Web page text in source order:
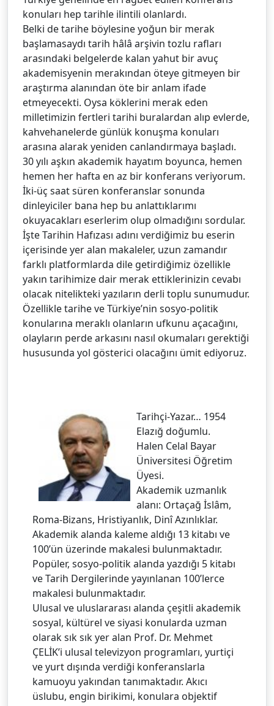
konuları hep tarihle ilintili olanlardı.
Belki de tarihe böylesine yoğun bir merak
başlamasaydı tarih hâlâ arşivin tozlu rafları
arasındaki belgelerde kalan yahut bir avuç
akademisyenin merakından öteye gitmeyen bir
araştırma alanından öte bir anlam ifade
etmeyecekti. Oysa köklerini merak eden
milletimizin fertleri tarihi buralardan alıp evlerde,
kahvehanelerde günlük konuşma konuları
arasına alarak yeniden canlandırmaya başladı.
30 yılı aşkın akademik hayatım boyunca, hemen
hemen her hafta en az bir konferans veriyorum.
İki-üç saat süren konferanslar sonunda
dinleyiciler bana hep bu anlattıklarımı
okuyacakları eserlerim olup olmadığını sordular.
İşte Tarihin Hafızası adını verdiğimiz bu eserin
içerisinde yer alan makaleler, uzun zamandır
farklı platformlarda dile getirdiğimiz özellikle
yakın tarihimize dair merak ettiklerinizin cevabı
olacak nitelikteki yazıların derli toplu sunumudur.
Özellikle tarihe ve Türkiye’nin sosyo-politik
konularına meraklı olanların ufkunu açacağını,
olayların perde arkasını nasıl okumaları gerektiği
hususunda yol gösterici olacağını ümit ediyoruz.
Tarihçi-Yazar… 1954
Elazığ doğumlu.
Halen Celal Bayar
Üniversitesi Öğretim
Üyesi.
Akademik uzmanlık
alanı: Ortaçağ İslâm,
Roma-Bizans, Hristiyanlık, Dinî Azınlıklar.
Akademik alanda kaleme aldığı 13 kitabı ve
100’ün üzerinde makalesi bulunmaktadır.
Popüler, sosyo-politik alanda yazdığı 5 kitabı
ve Tarih Dergilerinde yayınlanan 100’lerce
makalesi bulunmaktadır.
Ulusal ve uluslararası alanda çeşitli akademik
sosyal, kültürel ve siyasi konularda uzman
olarak sık sık yer alan Prof. Dr. Mehmet
ÇELİK’i ulusal televizyon programları, yurtiçi
ve yurt dışında verdiği konferanslarla
kamuoyu yakından tanımaktadır. Akıcı
üslubu, engin birikimi, konulara objektif